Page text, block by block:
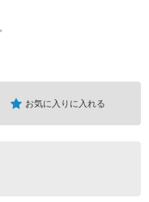
お気に入りに入れる